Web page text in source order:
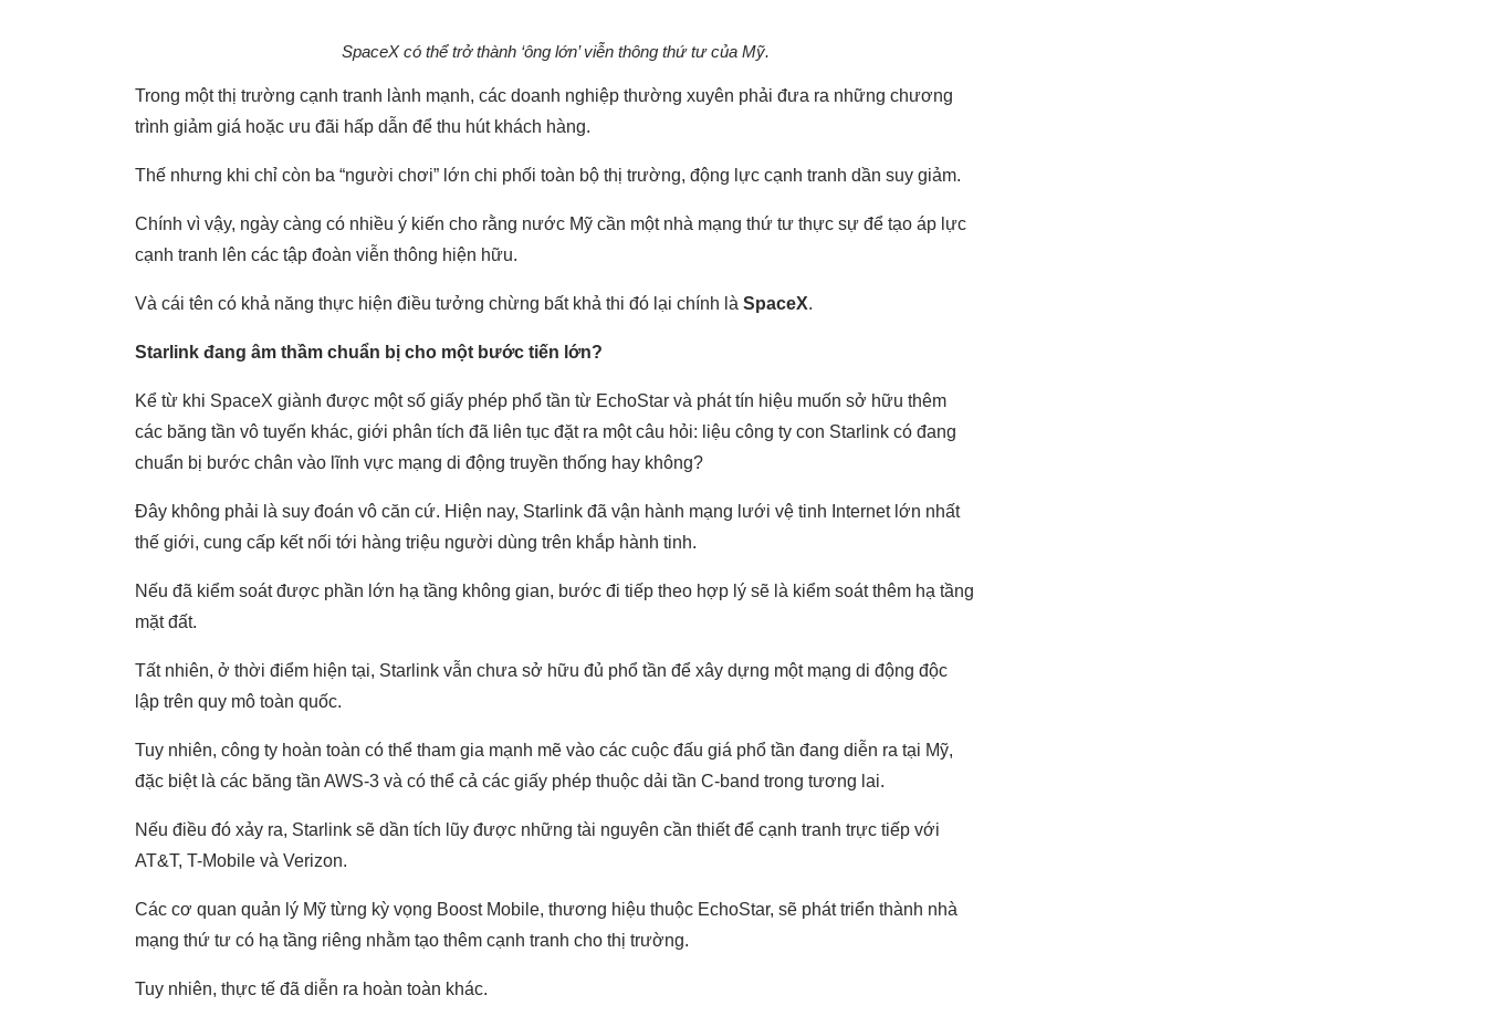
SpaceX có thể trở thành ‘ông lớn’ viễn thông thứ tư của Mỹ.
Trong một thị trường cạnh tranh lành mạnh, các doanh nghiệp thường xuyên phải đưa ra những chương
trình giảm giá hoặc ưu đãi hấp dẫn để thu hút khách hàng.
Thế nhưng khi chỉ còn ba “người chơi” lớn chi phối toàn bộ thị trường, động lực cạnh tranh dần suy giảm.
Chính vì vậy, ngày càng có nhiều ý kiến cho rằng nước Mỹ cần một nhà mạng thứ tư thực sự để tạo áp lực
cạnh tranh lên các tập đoàn viễn thông hiện hữu.
Và cái tên có khả năng thực hiện điều tưởng chừng bất khả thi đó lại chính là SpaceX.
Starlink đang âm thầm chuẩn bị cho một bước tiến lớn?
Kể từ khi SpaceX giành được một số giấy phép phổ tần từ EchoStar và phát tín hiệu muốn sở hữu thêm
các băng tần vô tuyến khác, giới phân tích đã liên tục đặt ra một câu hỏi: liệu công ty con Starlink có đang
chuẩn bị bước chân vào lĩnh vực mạng di động truyền thống hay không?
Đây không phải là suy đoán vô căn cứ. Hiện nay, Starlink đã vận hành mạng lưới vệ tinh Internet lớn nhất
thế giới, cung cấp kết nối tới hàng triệu người dùng trên khắp hành tinh.
Nếu đã kiểm soát được phần lớn hạ tầng không gian, bước đi tiếp theo hợp lý sẽ là kiểm soát thêm hạ tầng
mặt đất.
Tất nhiên, ở thời điểm hiện tại, Starlink vẫn chưa sở hữu đủ phổ tần để xây dựng một mạng di động độc
lập trên quy mô toàn quốc.
Tuy nhiên, công ty hoàn toàn có thể tham gia mạnh mẽ vào các cuộc đấu giá phổ tần đang diễn ra tại Mỹ,
đặc biệt là các băng tần AWS-3 và có thể cả các giấy phép thuộc dải tần C-band trong tương lai.
Nếu điều đó xảy ra, Starlink sẽ dần tích lũy được những tài nguyên cần thiết để cạnh tranh trực tiếp với
AT&T, T-Mobile và Verizon.
Các cơ quan quản lý Mỹ từng kỳ vọng Boost Mobile, thương hiệu thuộc EchoStar, sẽ phát triển thành nhà
mạng thứ tư có hạ tầng riêng nhằm tạo thêm cạnh tranh cho thị trường.
Tuy nhiên, thực tế đã diễn ra hoàn toàn khác.